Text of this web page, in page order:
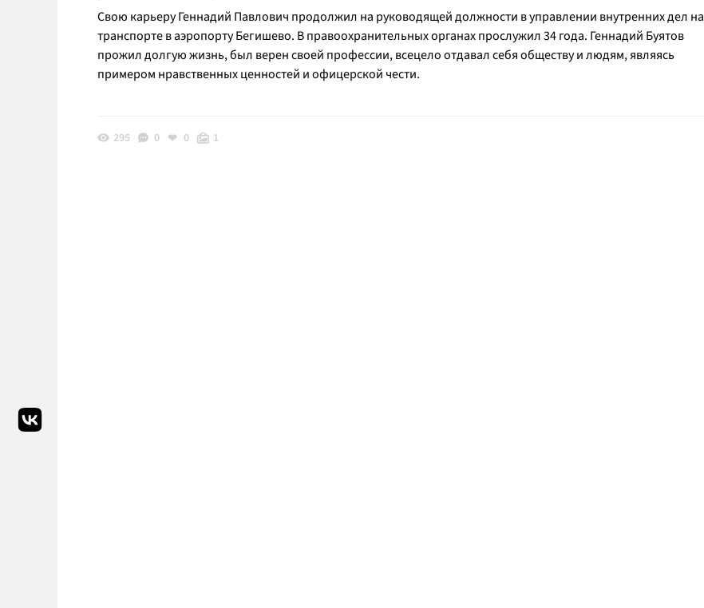
Свою карьеру Геннадий Павлович продолжил на руководящей должности в управлении внутренних дел на
транспорте в аэропорту Бегишево. В правоохранительных органах прослужил 34 года. Геннадий Буятов
прожил долгую жизнь, был верен своей профессии, всецело отдавал себя обществу и людям, являясь
примером нравственных ценностей и офицерской чести.
295 0 0 1